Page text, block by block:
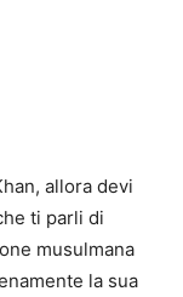
allora devi
ti parli di
musulmana
la sua